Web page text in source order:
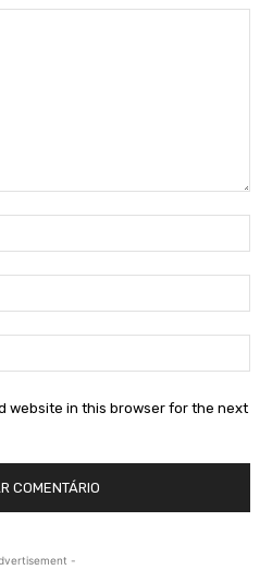
website in this browser for the next
-